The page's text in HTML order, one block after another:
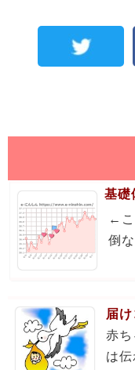
基礎
←こ
倒
届
赤
は